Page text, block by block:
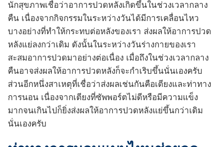
นักสุขภาพเชื่อว่าอาการปวดหลังเกิดขึ้นในช่วงเวลากลาง
คืน เนื่องจากกิจกรรมในระหว่างวันได้มีการเคลื่อนไหว
บางอย่างที่ทำให้กระทบต่อหลังของเรา ส่งผลให้อาการปวด
หลังแย่ลงกว่าเดิม ดังนั้นในระหว่างวันร่างกายของเรา
สะสมอาการปวดมาอย่างต่อเนื่อง เมื่อถึงในช่วงเวลากลาง
คืนอาจส่งผลให้อาการปวดหลังก็จะกำเริบขึ้นนั่นเองครับ
ส่วนอีกหนึ่งสาเหตุที่เชื่อว่าส่งผลเช่นกันคือเตียงและท่าทาง
การนอน เนื่องจากเตียงที่ซัพพอร์ตไม่ดีหรือมีความแข็ง
มากจนเกินไปก็ยิ่งส่งผลให้อาการปวดหลังแย่ขึ้นกว่าเดิม
นั่นเองครับ